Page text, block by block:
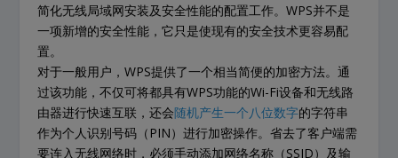
简化无线局域网安装及安全性能的配置工作。WPS并不是
一项新增的安全性能，它只是使现有的安全技术更容易配
置。
对于一般用户，WPS提供了一个相当简便的加密方法。通
过该功能，不仅可将都具有WPS功能的Wi-Fi设备和无线路
由器进行快速互联，还会随机产生一个八位数字的字符串
作为个人识别号码（PIN）进行加密操作。省去了客户端需
要连入无线网络时，必须手动添加网络名称（SSID）及输